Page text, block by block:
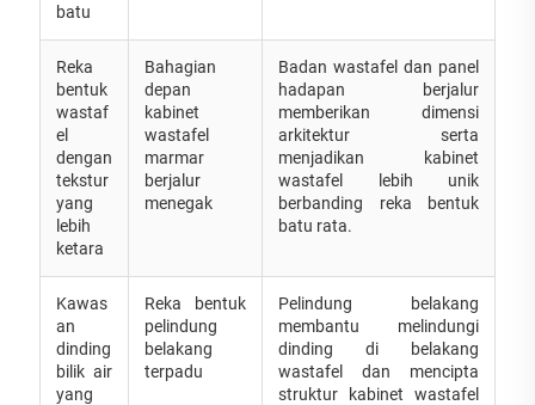
batu
Reka
bentuk
wastaf
el
dengan
tekstur
yang
lebih
ketara
Bahagian
depan
kabinet
wastafel
marmar
berjalur
menegak
Badan wastafel dan panel
hadapan berjalur
memberikan dimensi
arkitektur serta
menjadikan kabinet
wastafel lebih unik
berbanding reka bentuk
batu rata.
Kawas
an
dinding
bilik air
yang
Reka bentuk
pelindung
belakang
terpadu
Pelindung belakang
membantu melindungi
dinding di belakang
wastafel dan mencipta
struktur kabinet wastafel